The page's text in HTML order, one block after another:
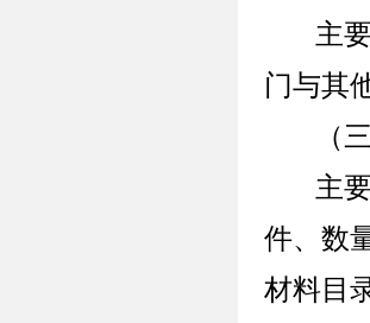
主
门与其
（
主
件、数
材料目